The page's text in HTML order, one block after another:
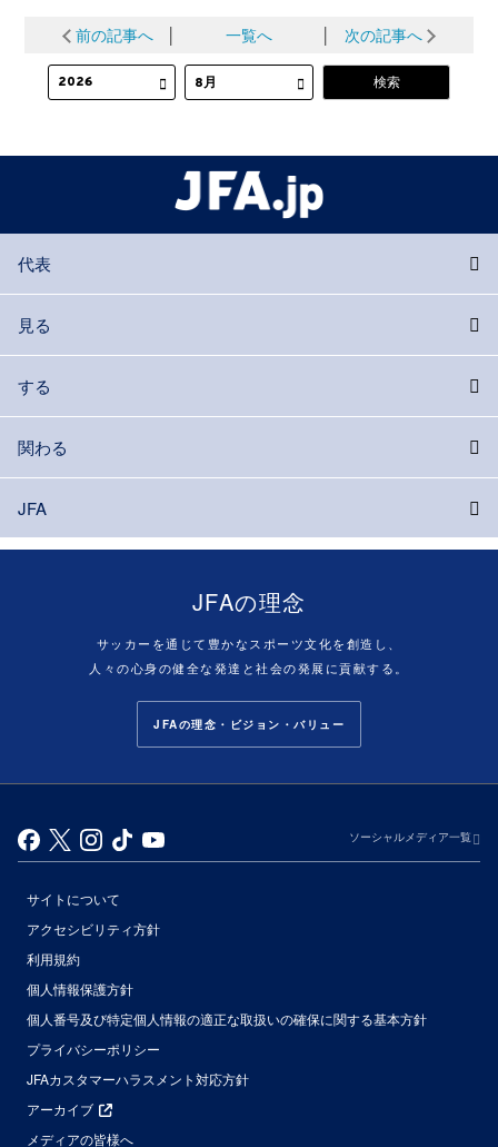
前の記事へ 一覧へ 次の記事へ
代表
見る
する
関わる
JFA
JFAの理念
サッカーを通じて豊かなスポーツ文化を創造し、
人々の心身の健全な発達と社会の発展に貢献する。
JFAの理念・ビジョン・バリュー
ソーシャルメディア一覧
サイトについて
アクセシビリティ方針
利用規約
個人情報保護方針
個人番号及び特定個人情報の適正な取扱いの確保に関する基本方針
プライバシーポリシー
JFAカスタマーハラスメント対応方針
アーカイブ
メディアの皆様へ